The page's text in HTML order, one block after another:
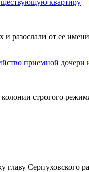
от ее
приемной дочери
строгого